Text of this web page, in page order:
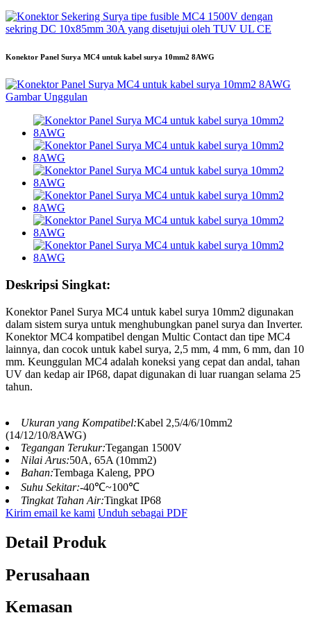
Konektor Panel Surya MC4 untuk kabel surya 10mm2 8AWG
Deskripsi Singkat:
Konektor Panel Surya MC4 untuk kabel surya 10mm2 digunakan
dalam sistem surya untuk menghubungkan panel surya dan Inverter.
Konektor MC4 kompatibel dengan Multic Contact dan tipe MC4
lainnya, dan cocok untuk kabel surya, 2,5 mm, 4 mm, 6 mm, dan 10
mm. Keunggulan MC4 adalah koneksi yang cepat dan andal, tahan
UV dan kedap air IP68, dapat digunakan di luar ruangan selama 25
tahun.
Ukuran yang Kompatibel:Kabel 2,5/4/6/10mm2
(14/12/10/8AWG)
Tegangan Terukur:Tegangan 1500V
Nilai Arus:50A, 65A (10mm2)
Bahan:Tembaga Kaleng, PPO
Suhu Sekitar:-40℃~100℃
Tingkat Tahan Air:Tingkat IP68
Kirim email ke kami Unduh sebagai PDF
Detail Produk
Perusahaan
Kemasan